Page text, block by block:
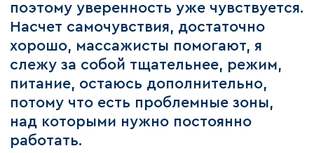
поэтому уверенность уже чувствуется.
Насчет самочувствия, достаточно
хорошо, массажисты помогают, я
слежу за собой тщательнее, режим,
питание, остаюсь дополнительно,
потому что есть проблемные зоны,
над которыми нужно постоянно
работать.